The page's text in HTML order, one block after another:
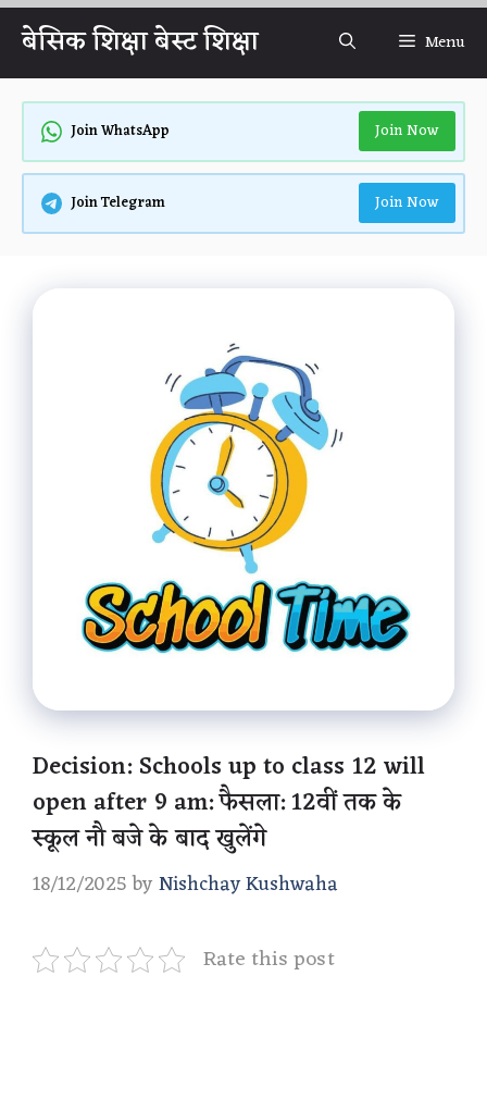
Skip
content
बेसिक शिक्षा बेस्ट शिक्षा Menu
Join WhatsApp Join Now
Join Telegram Join Now
Decision: Schools up to class 12 will
open after 9 am: फैसला: 12वीं तक के
स्कूल नौ बजे के बाद खुलेंगे
18/12/2025 byNishchay Kushwaha
Rate this post